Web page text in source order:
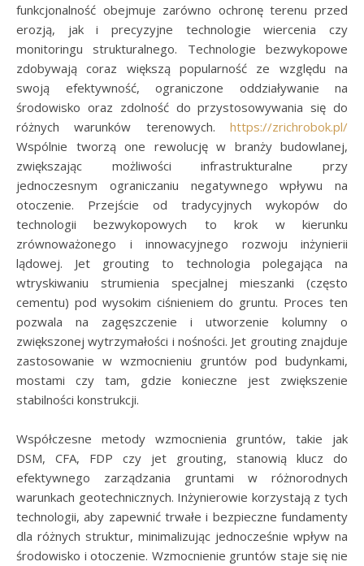
funkcjonalność obejmuje zarówno ochronę terenu przed
erozją, jak i precyzyjne technologie wiercenia czy
monitoringu strukturalnego. Technologie bezwykopowe
zdobywają coraz większą popularność ze względu na
swoją efektywność, ograniczone oddziaływanie na
środowisko oraz zdolność do przystosowywania się do
różnych warunków terenowych. https://zrichrobok.pl/
Wspólnie tworzą one rewolucję w branży budowlanej,
zwiększając możliwości infrastrukturalne przy
jednoczesnym ograniczaniu negatywnego wpływu na
otoczenie. Przejście od tradycyjnych wykopów do
technologii bezwykopowych to krok w kierunku
zrównoważonego i innowacyjnego rozwoju inżynierii
lądowej. Jet grouting to technologia polegająca na
wtryskiwaniu strumienia specjalnej mieszanki (często
cementu) pod wysokim ciśnieniem do gruntu. Proces ten
pozwala na zagęszczenie i utworzenie kolumny o
zwiększonej wytrzymałości i nośności. Jet grouting znajduje
zastosowanie w wzmocnieniu gruntów pod budynkami,
mostami czy tam, gdzie konieczne jest zwiększenie
stabilności konstrukcji.
Współczesne metody wzmocnienia gruntów, takie jak
DSM, CFA, FDP czy jet grouting, stanowią klucz do
efektywnego zarządzania gruntami w różnorodnych
warunkach geotechnicznych. Inżynierowie korzystają z tych
technologii, aby zapewnić trwałe i bezpieczne fundamenty
dla różnych struktur, minimalizując jednocześnie wpływ na
środowisko i otoczenie. Wzmocnienie gruntów staje się nie